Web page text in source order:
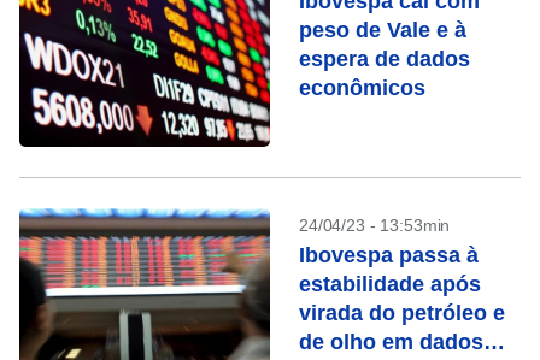
peso de Vale e à
espera de dados
econômicos
24/04/23 - 13:53min
Ibovespa passa à
estabilidade após
virada do petróleo e
de olho em dados